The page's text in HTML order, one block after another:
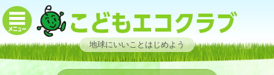
地球にいいことはじめよう